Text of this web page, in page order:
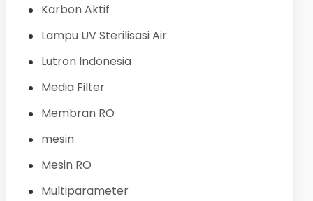
Karbon Aktif
Lampu UV Sterilisasi Air
Lutron Indonesia
Media Filter
Membran RO
mesin
Mesin RO
Multiparameter